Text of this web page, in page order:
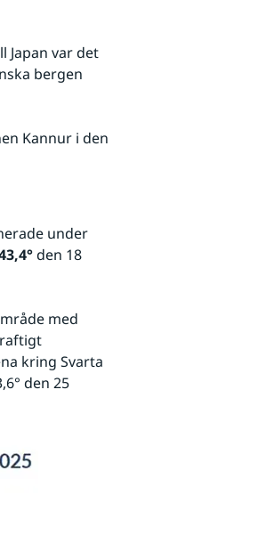
Japan var det
bergen
Kannur i den
under
den 18
med
kring Svarta
den 25